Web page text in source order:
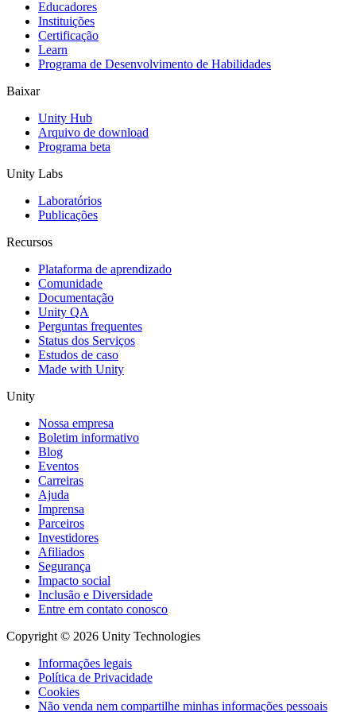
Jogos XR
Lance jogos XR em várias plataformas
Jogos com multijogador
Simplifique o desenvolvimento de jogos multiplayer
Educadores
Instituições
Certificação
Learn
Programa de Desenvolvimento de Habilidades
Baixar
Unity Hub
Arquivo de download
Programa beta
Unity Labs
Laboratórios
Publicações
Recursos
Plataforma de aprendizado
Comunidade
Documentação
Unity QA
Perguntas frequentes
Status dos Serviços
Estudos de caso
Made with Unity
Unity
Nossa empresa
Boletim informativo
Blog
Eventos
Carreiras
Ajuda
Imprensa
Parceiros
Investidores
Afiliados
Segurança
Impacto social
Inclusão e Diversidade
Entre em contato conosco
Copyright © 2026 Unity Technologies
Informações legais
Política de Privacidade
Cookies
Não venda nem compartilhe minhas informações pessoais